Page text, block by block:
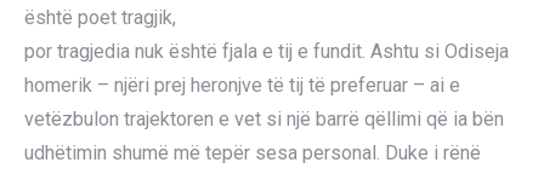
është poet tragjik,
por tragjedia nuk është fjala e tij e fundit. Ashtu si Odiseja
homerik – njëri prej heronjve të tij të preferuar – ai e
vetëzbulon trajektoren e vet si një barrë qëllimi që ia bën
udhëtimin shumë më tepër sesa personal. Duke i rënë